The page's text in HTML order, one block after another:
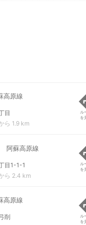
高原線
目
ら 1.9 km
ル
を
阿蘇高原線
目1-1-1
ら 2.4 km
ル
を
高原線
削
ル
を